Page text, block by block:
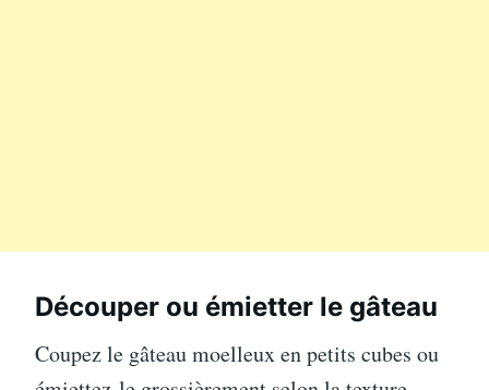
Découper ou émietter le gâteau
Coupez le gâteau moelleux en petits cubes ou